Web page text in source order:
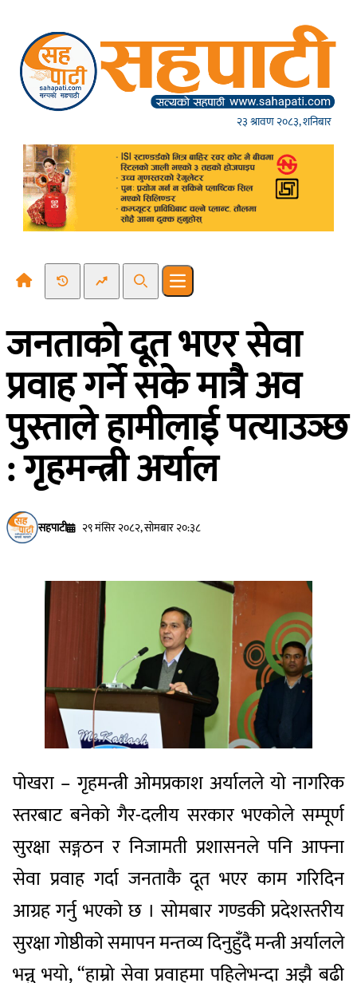
२३ श्रावण २०८३, शनिबार
Recent NewsTrending News
SearchOpen main menu
जनताको दूत भएर सेवा
प्रवाह गर्ने सके मात्रै अव
पुस्ताले हामीलाई पत्याउञ्छ
: गृहमन्त्री अर्याल
सहपाटी २९ मंसिर २०८२, सोमबार २०:३८
पोखरा – गृहमन्त्री ओमप्रकाश अर्यालले यो नागरिक
स्तरबाट बनेको गैर-दलीय सरकार भएकोले सम्पूर्ण
सुरक्षा सङ्गठन र निजामती प्रशासनले पनि आफ्ना
सेवा प्रवाह गर्दा जनताकै दूत भएर काम गरिदिन
आग्रह गर्नु भएको छ । सोमबार गण्डकी प्रदेशस्तरीय
सुरक्षा गोष्ठीको समापन मन्तव्य दिनुहुँदै मन्त्री अर्यालले
भन्नु भयो, “हाम्रो सेवा प्रवाहमा पहिलेभन्दा अझै बढी